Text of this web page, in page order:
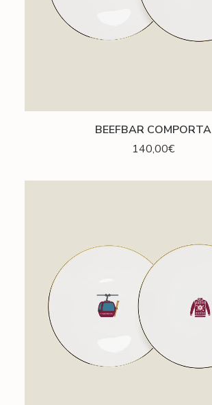
AJOUTER AU PANIER
BEEFBAR COMPORTA
140,00€